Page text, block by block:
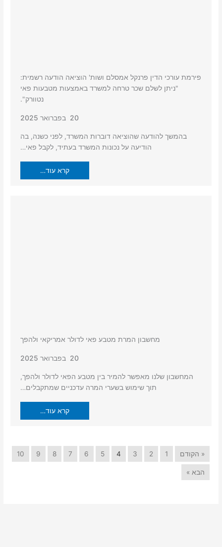
פירמת עורכי הדין פרנקל אמסלם ושות' הוציאה הודעה רשמית:
"ניתן לשלם שכר טרחה למשרד באמצעות מטבעות פאי
נטוורק".
20 בפברואר 2025
בהמשך להודעה שהוציאה דוברות המשרד, לפני כשנה, בה
הודיעה על נכונות המשרד בעתיד, לקבל פאי…
קרא עוד…
מחשבון המרת מטבע פאי לדולר אמריקאי ולהפך
20 בפברואר 2025
המחשבון שלנו מאפשר להמיר בין מטבע הפאי לדולר ולהפך,
תוך שימוש בשערי המרה עדכניים שמתקבלים…
קרא עוד…
« הקודם 1
2
3
4
5
6
7
8
9
10
הבא »